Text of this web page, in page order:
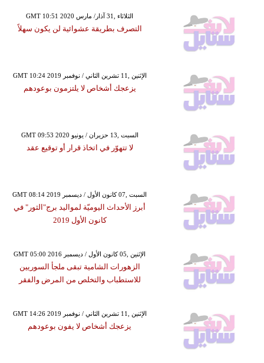
GMT 10:51 2020 الثلاثاء ,31 آذار/ مارس
التصرف بطريقة عشوائية لن يكون سهلاً
GMT 10:24 2019 الإثنين ,11 تشرين الثاني / نوفمبر
يزعجك أشخاص لا يلتزمون بوعودهم
GMT 09:53 2020 السبت ,13 حزيران / يونيو
لا تتهوّر في اتخاذ قرار أو توقيع عقد
GMT 08:14 2019 السبت ,07 كانون الأول / ديسمبر
أبرز الأحداث اليوميّة لمواليد برج"الثور" في
كانون الأول 2019
GMT 05:00 2016 الإثنين ,05 كانون الأول / ديسمبر
الزهورات الشامية تبقى ملجأ السوريين
للاستطباب والتخلص من المرض والفقر
GMT 14:26 2019 الإثنين ,11 تشرين الثاني / نوفمبر
يزعجك أشخاص لا يفون بوعودهم